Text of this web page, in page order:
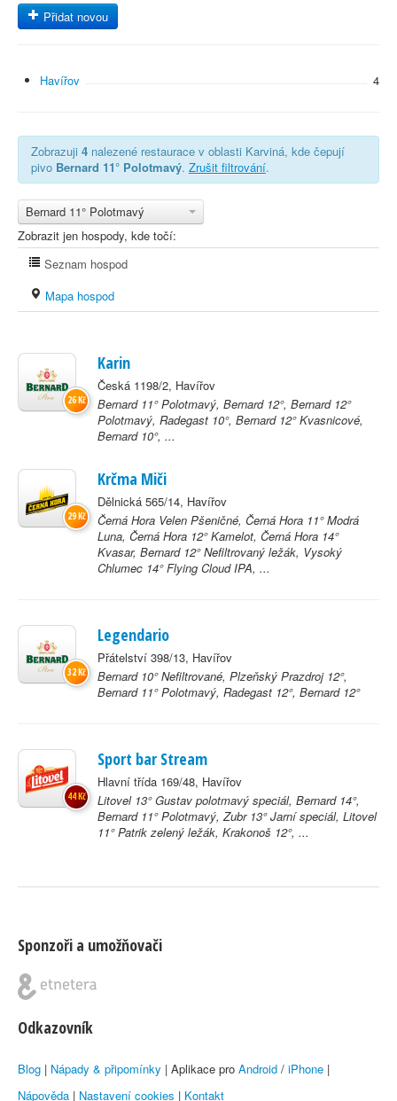
Přidat novou
Havířov 4
Zobrazuji 4 nalezené restaurace v oblasti Karviná, kde čepují
pivo Bernard 11° Polotmavý. Zrušit filtrování.
Bernard 11° Polotmavý
Zobrazit jen hospody, kde točí:
Seznam hospod
Mapa hospod
Karin
Česká 1198/2, Havířov
Bernard 11° Polotmavý, Bernard 12°, Bernard 12°
Polotmavý, Radegast 10°, Bernard 12° Kvasnicové,
Bernard 10°, ...
26 Kč
Krčma Miči
Dělnická 565/14, Havířov
Černá Hora Velen Pšeničné, Černá Hora 11° Modrá
Luna, Černá Hora 12° Kamelot, Černá Hora 14°
Kvasar, Bernard 12° Nefiltrovaný ležák, Vysoký
Chlumec 14° Flying Cloud IPA, ...
29 Kč
Legendario
Přátelství 398/13, Havířov
Bernard 10° Nefiltrované, Plzeňský Prazdroj 12°,
Bernard 11° Polotmavý, Radegast 12°, Bernard 12°
32 Kč
Sport bar Stream
Hlavní třída 169/48, Havířov
Litovel 13° Gustav polotmavý speciál, Bernard 14°,
Bernard 11° Polotmavý, Zubr 13° Jarní speciál, Litovel
11° Patrik zelený ležák, Krakonoš 12°, ...
44 Kč
Sponzoři a umožňovači
Odkazovník
Blog | Nápady & připomínky | Aplikace pro Android / iPhone |
Nápověda | Nastavení cookies | Kontakt